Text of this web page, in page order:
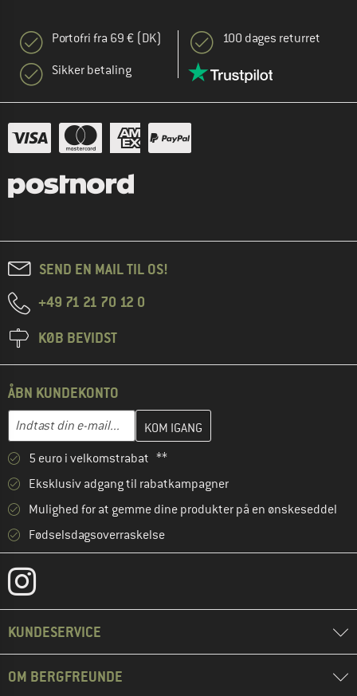
Portofri fra 69 € (DK)
Sikker betaling
100 dages returret
SEND EN MAIL TIL OS!
+49 71 21 70 12 0
KØB BEVIDST
ÅBN KUNDEKONTO
E-mail-adresse
Indtast din e-mailadresse her, og opret i næste trin din
5 euro i velkomstrabat **
Eksklusiv adgang til rabatkampagner
Mulighed for at gemme dine produkter på en ønskeseddel
Fødselsdagsoverraskelse
KUNDESERVICE
OM BERGFREUNDE